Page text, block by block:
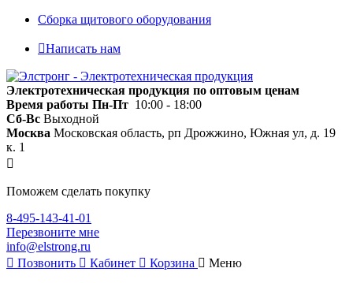
Сборка щитового оборудования
Написать нам
Электротехническая продукция по оптовым ценам
Время работы Пн-Пт 10:00 - 18:00
Сб-Вс Выходной
Москва Московская область, рп Дрожжино, Южная ул, д. 19
к. 1
Поможем сделать покупку
8-495-143-41-01
Перезвоните мне
info@elstrong.ru
Позвонить
Кабинет Корзина Меню